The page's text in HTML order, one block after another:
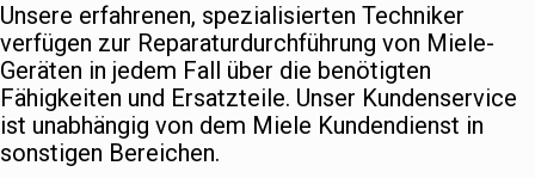
Unsere erfahrenen, spezialisierten Techniker
verfügen zur Reparaturdurchführung von Miele-
Geräten in jedem Fall über die benötigten
Fähigkeiten und Ersatzteile. Unser Kundenservice
ist unabhängig von dem Miele Kundendienst in
sonstigen Bereichen.